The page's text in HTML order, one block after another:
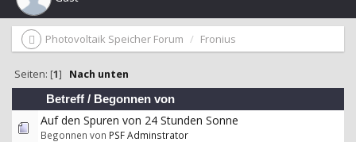
Photovoltaik Speicher Forum Fronius
Seiten: [1] Nach unten
Betreff / Begonnen von
Auf den Spuren von 24 Stunden Sonne
Begonnen von PSF Adminstrator